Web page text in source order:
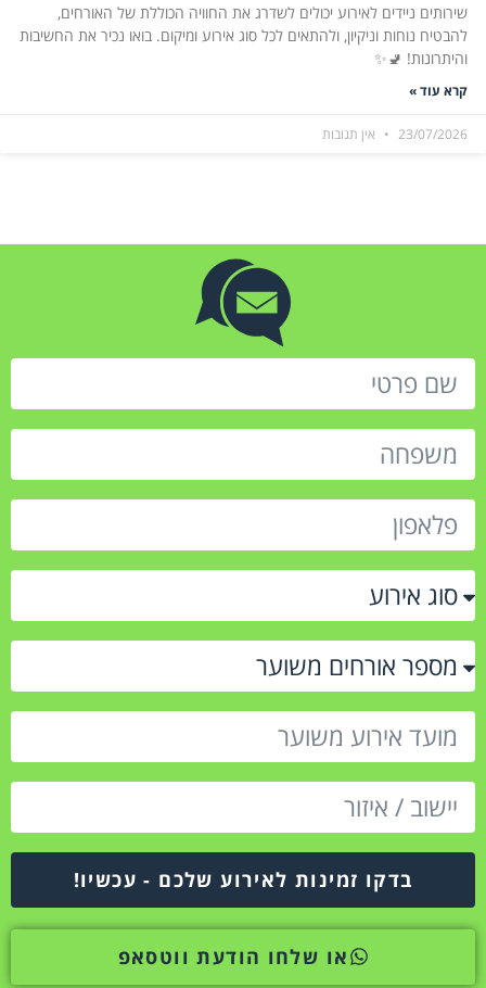
שירותים ניידים לאירוע יכולים לשדרג את החוויה הכוללת של האורחים,
להבטיח נוחות וניקיון, ולהתאים לכל סוג אירוע ומיקום. בואו נכיר את החשיבות
והיתרונות! 🚽✨
קרא עוד »
23/07/2026 אין תגובות
בדקו זמינות לאירוע שלכם - עכשיו!
או שלחו הודעת ווטסאפ